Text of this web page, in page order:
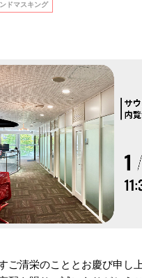
AV TOMATO
ドマスキング
ご清栄のこととお慶び申し